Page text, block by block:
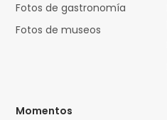
Fotos de gastronomía
Fotos de museos
Momentos